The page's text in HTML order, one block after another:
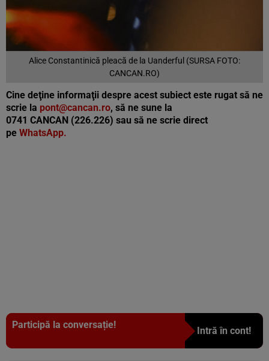
Alice Constantinică pleacă de la Uanderful (SURSA FOTO:
CANCAN.RO)
Cine deţine informaţii despre acest subiect este rugat să ne
scrie la pont@cancan.ro, să ne sune la
0741 CANCAN (226.226) sau să ne scrie direct
pe WhatsApp.
Participă la conversație!
Intră în cont!